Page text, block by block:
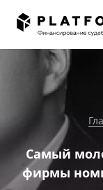
Самый
фирмы